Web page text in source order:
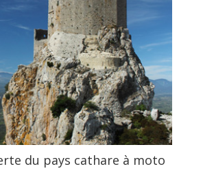
du pays cathare à moto